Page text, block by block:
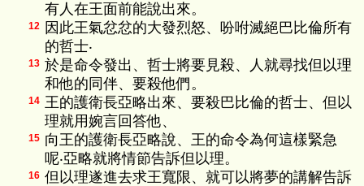
有人在王面前能說出來。
12
因此王氣忿忿的大發烈怒、吩咐滅絕巴比倫所有
的哲士‧
13 於是命令發出、哲士將要見殺、人就尋找但以理
和他的同伴、要殺他們。
14 王的護衛長亞略出來、要殺巴比倫的哲士、但以
理就用婉言回答他、
15 向王的護衛長亞略說、王的命令為何這樣緊急
呢‧亞略就將情節告訴但以理。
16 但以理遂進去求王寬限、就可以將夢的講解告訴